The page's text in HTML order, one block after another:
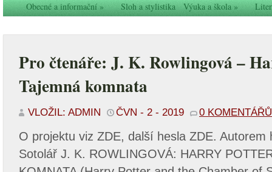
Obecné a informační» Sloh a stylistika Výuka a škola»
Pro čtenáře: J. K. Rowlingová –
Tajemná komnata
VLOŽIL: ADMIN ČVN - 2 - 2019 0 KOMENTÁŘŮ
O projektu viz ZDE, další hesla ZDE. Autorem
Sotolář J. K. ROWLINGOVÁ: HARRY